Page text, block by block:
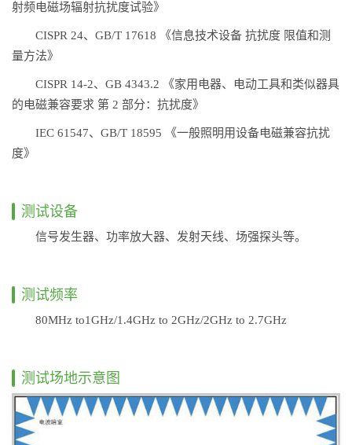
射频电磁场辐射抗扰度试验》
CISPR 24、GB/T 17618 《信息技术设备 抗扰度 限值和测
量方法》
CISPR 14-2、GB 4343.2 《家用电器、电动工具和类似器具
的电磁兼容要求 第 2 部分：抗扰度》
IEC 61547、GB/T 18595 《一般照明用设备电磁兼容抗扰
度》
测试设备
信号发生器、功率放大器、发射天线、场强探头等。
测试频率
80MHz to1GHz/1.4GHz to 2GHz/2GHz to 2.7GHz
测试场地示意图